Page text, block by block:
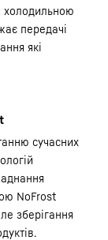
холодильною
передачі
які
сучасних
NoFrost
зберігання